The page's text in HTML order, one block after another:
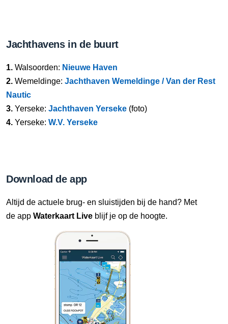
Jachthavens in de buurt
1. Walsoorden: Nieuwe Haven
2. Wemeldinge: Jachthaven Wemeldinge / Van der Rest
Nautic
3. Yerseke: Jachthaven Yerseke (foto)
4. Yerseke: W.V. Yerseke
Download de app
Altijd de actuele brug- en sluistijden bij de hand? Met
de app Waterkaart Live blijf je op de hoogte.